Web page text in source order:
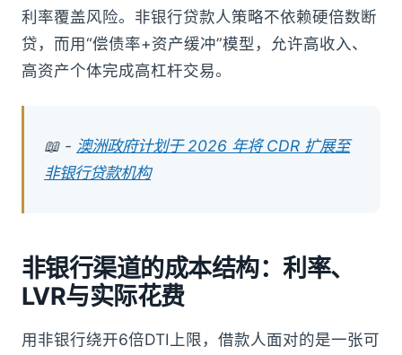
利率覆盖风险。非银行贷款人策略不依赖硬倍数断
贷，而用“偿债率+资产缓冲”模型，允许高收入、
高资产个体完成高杠杆交易。
📖 - 澳洲政府计划于 2026 年将 CDR 扩展至
非银行贷款机构
非银行渠道的成本结构：利率、
LVR与实际花费
用非银行绕开6倍DTI上限，借款人面对的是一张可